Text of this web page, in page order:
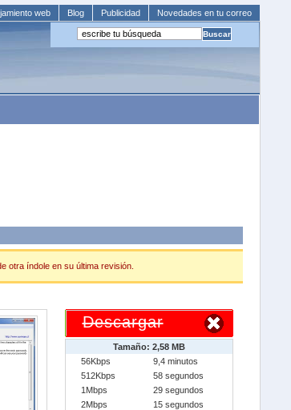
web Blog Publicidad Novedades en tu correo
otra índole en su última revisión.
Descargar
Tamaño: 2,58 MB
56Kbps
9,4 minutos
512Kbps
58 segundos
1Mbps
29 segundos
2Mbps
15 segundos